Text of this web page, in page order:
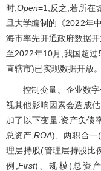
时,Open=1;反之,若所在
旦大学编制的《2022年
海市率先开通政府数据
至2022年10月,我国超
直辖市)已实现数据开放。
控制变量。企业数
视其他影响因素会造成
加了以下变量:资产负债
总资产,ROA)、两职合一
理层持股(管理层持股比
例,First)、规模(总资产